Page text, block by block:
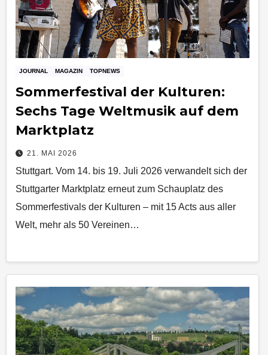
JOURNAL MAGAZIN TOPNEWS
Sommerfestival der Kulturen:
Sechs Tage Weltmusik auf dem
Marktplatz
21. MAI 2026
Stuttgart. Vom 14. bis 19. Juli 2026 verwandelt sich der
Stuttgarter Marktplatz erneut zum Schauplatz des
Sommerfestivals der Kulturen – mit 15 Acts aus aller
Welt, mehr als 50 Vereinen…